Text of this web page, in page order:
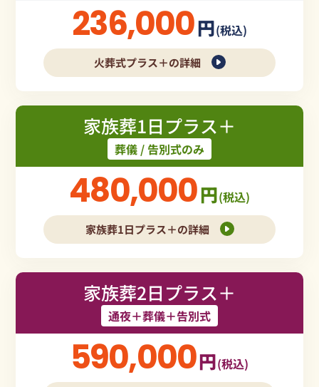
236,000円(税込)
火葬式プラス＋の詳細
家族葬1日プラス＋
葬儀 / 告別式のみ
480,000円(税込)
家族葬1日プラス＋の詳細
家族葬2日プラス＋
通夜＋葬儀＋告別式
590,000円(税込)